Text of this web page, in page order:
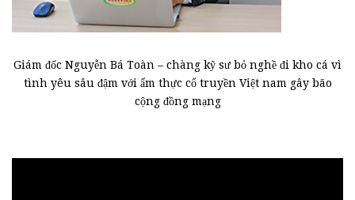
Giám đốc Nguyễn Bá Toàn – chàng kỹ sư bỏ nghề đi kho cá vì
tình yêu sâu đậm với ẩm thực cổ truyền Việt nam gây bão
cộng đồng mạng